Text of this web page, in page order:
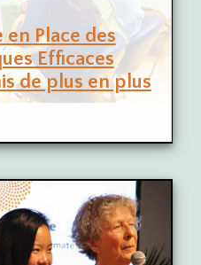
Place des
Efficaces
de plus en plus